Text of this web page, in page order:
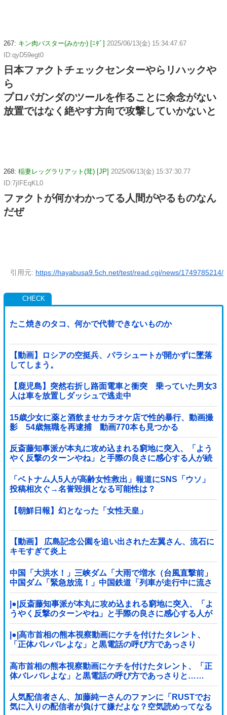
267: キン肉バスター(みかか) [ﾆﾀﾞ] 2025/06/13(金) 15:34:47.67
ID:qyD59egt0
日本ファクトチェックセンターやらリハックや
ら
プロパガンダのツールを作ることに余念がない
放置ではなく絶やす方向で攻撃していかないと
268: 稲妻レッグラリアット(茸) [JP] 2025/06/13(金) 15:37:30.77
ID:7jIFEqKL0
ファクトが何かわかってる人間がやるものなん
だぜ
引用元: https://hayabusa9.5ch.net/test/read.cgi/news/1749785214/
たこ焼きのタコ、何かで代替できないものか
【動画】ロシアの空挺兵、パラシュートが開かずに墜落
してしまう。
【鹿児島】突然右折し路面電車と衝突 乗っていた男女3
人は車を放置しダッシュで逃走中
15歳少女に薬と酒飲ませカラオケ店で性的暴行、動画撮
影 54歳無職を再逮捕 動画770本も見つかる
反斎藤知事派が本丸に攻め込まれる窮地に突入、「よう
やく反撃のターンやね」と手際の良さに感心する人が続
出中他
「ベトナム人5人が高齢女性救出」報道にSNS「ウソ」
投稿相次ぐ→名誉毀損となる可能性は？
【朝鮮日報】幻となった「女性天皇」
【動画】 広島記念公園を追い出された左翼さん、流石に
キモすぎて炎上
中国「大洪水！」三峡ダム「大雨で増水（台風直撃前」
中国ダム「緊急放流！」中国鉄道「列車が走行中に流さ
れる」中国避難所「支援物資は有料です」謎の勢力
「え」→
|●|反斎藤知事派が本丸に攻め込まれる窮地に突入、「よ
うやく反撃のターンやね」と手際の良さに感心する人が
続出中
|●|高市首相の熊本視察動画にケチを付けたタレント、
「正体バレバレよな」と黒電話の呼び方であっさり
と……
高市首相の熊本視察動画にケチを付けたタレント、「正
体バレバレよな」と黒電話の呼び方であっさりと……
人気配信者さん、加藤純一さんのファンに「RUSTでお
気に入りの配信者が負けて嫌だよな？空気読めってなる